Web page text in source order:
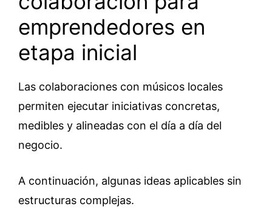
emprendedores en
etapa inicial
Las colaboraciones con músicos locales
permiten ejecutar iniciativas concretas,
medibles y alineadas con el día a día del
negocio.
A continuación, algunas ideas aplicables sin
estructuras complejas.